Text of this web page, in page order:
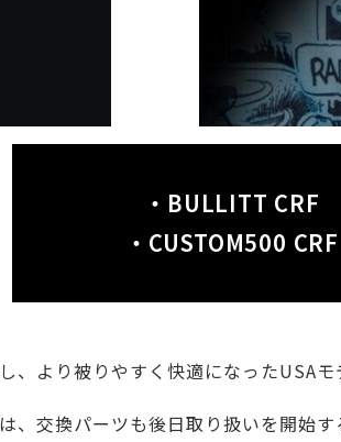
・BULLITT CRF
・CUSTOM500 CRF
、より被りやすく快適になったUSAモ
、交換パーツも後日取り扱いを開始